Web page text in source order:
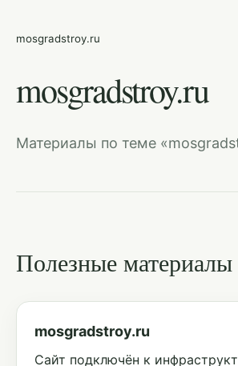
mosgradstroy.ru
mosgradstroy.ru
Материалы по теме
Полезные материалы
mosgradstroy.ru
Сайт подключён к